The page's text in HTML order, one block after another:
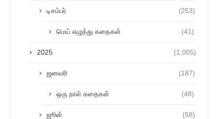
டிசம்பர் (253)
மெய் எழுத்து கதைகள் (41)
2025 (1,005)
ஜனவரி (187)
ஒரு நாள் கதைகள் (48)
ஜூன் (58)